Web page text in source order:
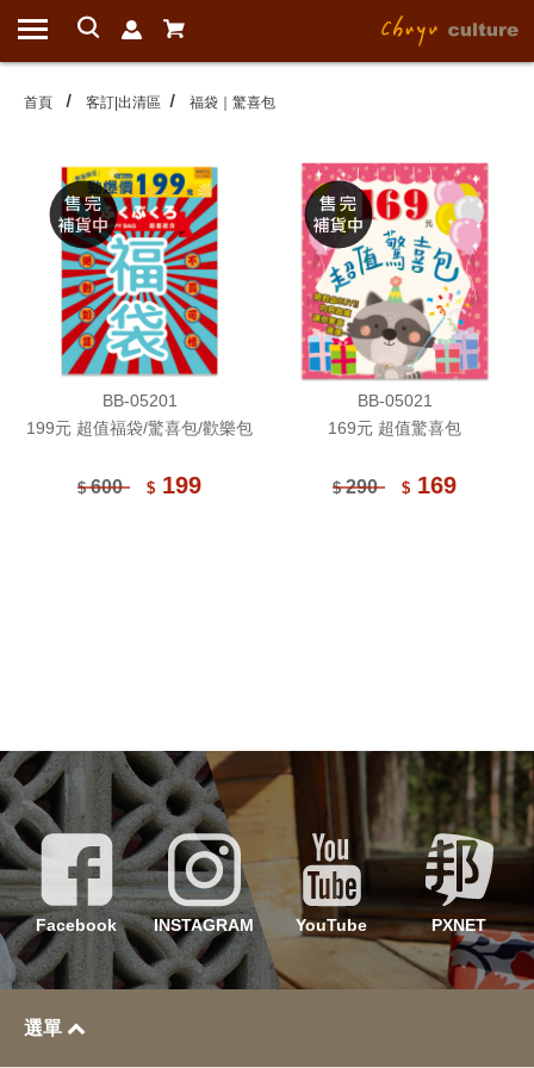
首頁 客訂|出清區 福袋｜驚喜包
BB-05201
199元 超值福袋/驚喜包/歡樂包
$600 $ 199
BB-05021
169元 超值驚喜包
$290 $ 169
Facebook INSTAGRAM YouTube PXNET
選單